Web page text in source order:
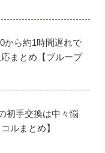
から約1時間遅れで
まとめ【ブループ
初手交換は中々悩
ルまとめ】